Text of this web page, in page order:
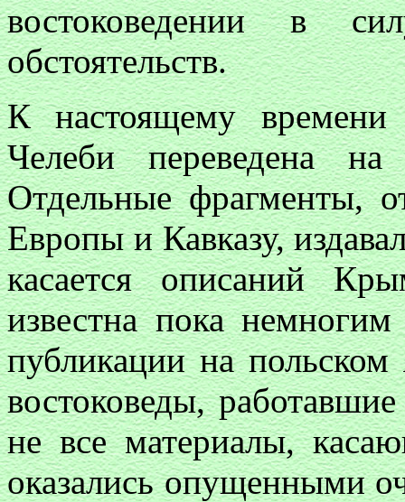
востоковедении в
обстоятельств.
К настоящему времени
Челеби переведена
Отдельные фрагменты,
Европы и Кавказу,
касается описаний
известна пока
публикации на
востоковеды,
не все материалы,
оказались опущенными